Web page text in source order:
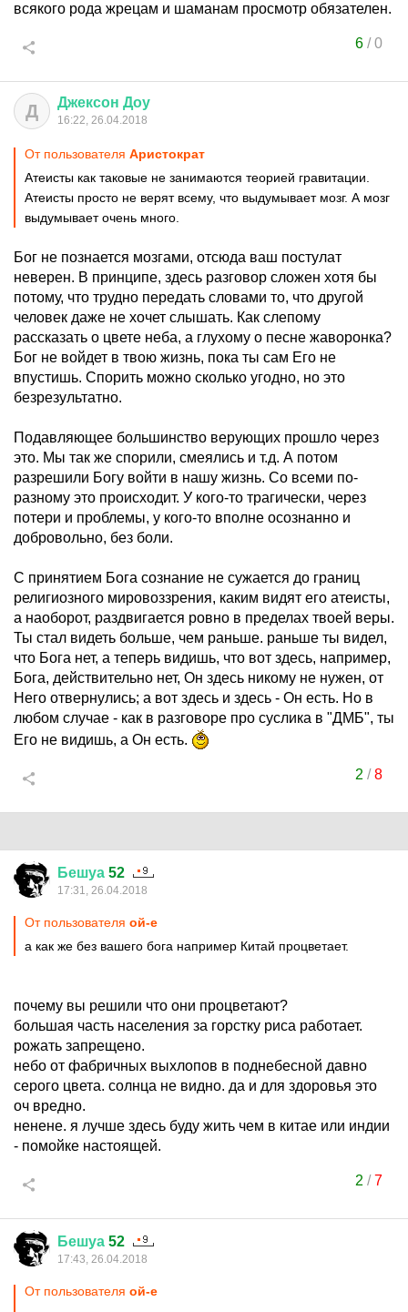
всякого рода жрецам и шаманам просмотр обязателен.
6/0
Д Джексон Доу
16:22, 26.04.2018
От пользователя Аристoкрат
Атеисты как таковые не занимаются теорией гравитации.
Атеисты просто не верят всему, что выдумывает мозг. А мозг
выдумывает очень много.
Бог не познается мозгами, отсюда ваш постулат
неверен. В принципе, здесь разговор сложен хотя бы
потому, что трудно передать словами то, что другой
человек даже не хочет слышать. Как слепому
рассказать о цвете неба, а глухому о песне жаворонка?
Бог не войдет в твою жизнь, пока ты сам Его не
впустишь. Спорить можно сколько угодно, но это
безрезультатно.
Подавляющее большинство верующих прошло через
это. Мы так же спорили, смеялись и т.д. А потом
разрешили Богу войти в нашу жизнь. Со всеми по-
разному это происходит. У кого-то трагически, через
потери и проблемы, у кого-то вполне осознанно и
добровольно, без боли.
С принятием Бога сознание не сужается до границ
религиозного мировоззрения, каким видят его атеисты,
а наоборот, раздвигается ровно в пределах твоей веры.
Ты стал видеть больше, чем раньше. раньше ты видел,
что Бога нет, а теперь видишь, что вот здесь, например,
Бога, действительно нет, Он здесь никому не нужен, от
Него отвернулись; а вот здесь и здесь - Он есть. Но в
любом случае - как в разговоре про суслика в "ДМБ", ты
Его не видишь, а Он есть.
2 /8
Бешуа 52
17:31, 26.04.2018
От пользователя ой-е
а как же без вашего бога например Китай процветает.
почему вы решили что они процветают?
большая часть населения за горстку риса работает.
рожать запрещено.
небо от фабричных выхлопов в поднебесной давно
серого цвета. солнца не видно. да и для здоровья это
оч вредно.
ненене. я лучше здесь буду жить чем в китае или индии
- помойке настоящей.
2 /7
Бешуа 52
17:43, 26.04.2018
От пользователя ой-е